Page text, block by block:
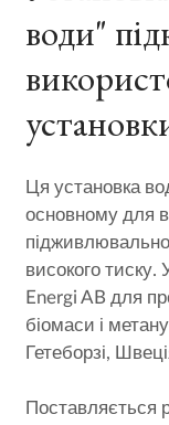
води"
Ця установка
основному для
високого тиску.
Energi AB для
біомаси і
Гетеборзі,
Поставляється